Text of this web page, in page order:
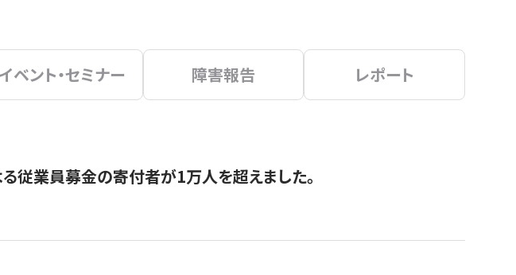
イベント・セミナー 障害報告 レポート
従業員募金の寄付者が1万人を超えました。